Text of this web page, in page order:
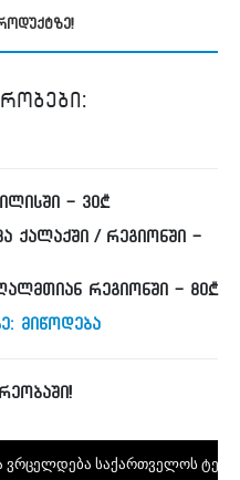
- 30₾
ქალაქში / რეგიონში -
რეგიონში - 80₾
მიწოდება
ᲕᲠᲪᲔᲚᲓᲔᲑᲐ ᲡᲐᲥᲐᲠᲗᲕᲔᲚᲝᲡ